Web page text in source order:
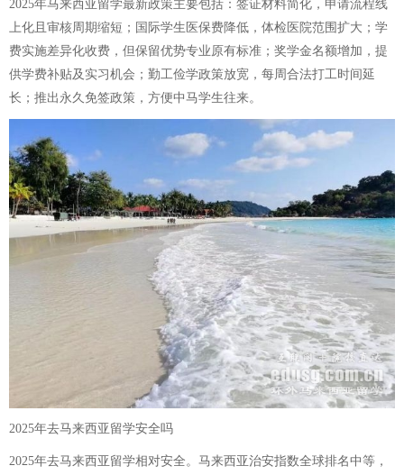
2025年马来西亚留学最新政策主要包括：签证材料简化，申请流程线
上化且审核周期缩短；国际学生医保费降低，体检医院范围扩大；学
费实施差异化收费，但保留优势专业原有标准；奖学金名额增加，提
供学费补贴及实习机会；勤工俭学政策放宽，每周合法打工时间延
长；推出永久免签政策，方便中马学生往来。
2025年去马来西亚留学安全吗
2025年去马来西亚留学相对安全。马来西亚治安指数全球排名中等，